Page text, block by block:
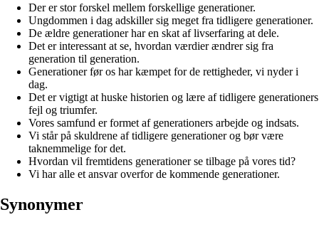
Der er stor forskel mellem forskellige generationer.
Ungdommen i dag adskiller sig meget fra tidligere generationer.
De ældre generationer har en skat af livserfaring at dele.
Det er interessant at se, hvordan værdier ændrer sig fra
generation til generation.
Generationer før os har kæmpet for de rettigheder, vi nyder i
dag.
Det er vigtigt at huske historien og lære af tidligere generationers
fejl og triumfer.
Vores samfund er formet af generationers arbejde og indsats.
Vi står på skuldrene af tidligere generationer og bør være
taknemmelige for det.
Hvordan vil fremtidens generationer se tilbage på vores tid?
Vi har alle et ansvar overfor de kommende generationer.
Synonymer